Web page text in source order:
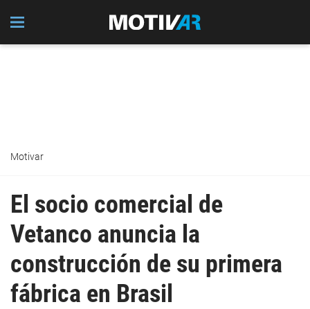
Motivar
El socio comercial de
Vetanco anuncia la
construcción de su primera
fábrica en Brasil